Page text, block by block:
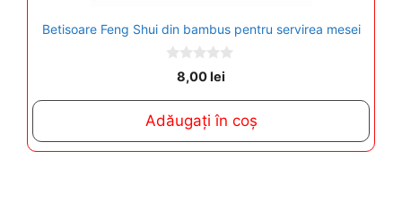
Betisoare Feng Shui din bambus pentru servirea mesei
o
5
8,00lei
Adăugați în coș